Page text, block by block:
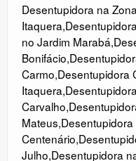
Desentupidora na
Itaquera,
no Jardim Marabá,
Bonifácio,
Carmo,Desentupidora
Itaquera,
Carvalho,
Mateus,
Centenário,
Julho,Desentupidora